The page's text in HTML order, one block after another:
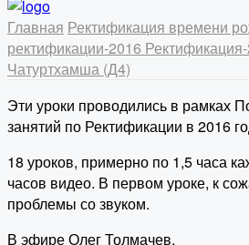
Главная Ректификация времени
ректификации-2016
Чатуртхамша (Д4)
Эти уроки проводились в рамках
занятий по Ректификации в 2016
18 уроков, примерно по 1,5 часа
часов видео. В первом уроке, к
проблемы со звуком.
В эфире Олег Толмачев.